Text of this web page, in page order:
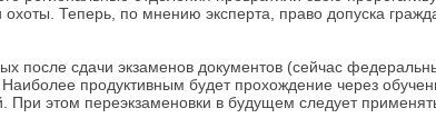
Теперь, по мнению эксперта, право допуска
после сдачи экзаменов документов (сейчас
продуктивным будет прохождение через
этом переэкзаменовки в будущем следует